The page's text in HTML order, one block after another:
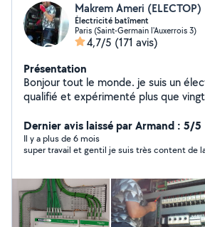
Makrem Ameri (ELECTOP)
Électricité batîment
Paris (Saint-Germain l'Auxerrois 3)
4,7/5 (171 avis)
Présentation
Bonjour tout le monde. je suis un
qualifié et expérimenté plus que
éclairages, VMC. -poser des thermostats
Dépannage tous les pannes
des luminaires, des plaques
Dernier avis laissé par Armand : 5/5
Il y a plus de 6 mois
super travail et gentil je suis très